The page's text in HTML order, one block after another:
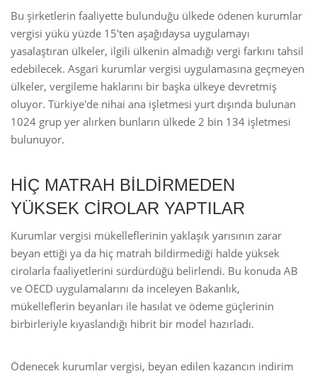
Bu şirketlerin faaliyette bulunduğu ülkede ödenen kurumlar
vergisi yükü yüzde 15'ten aşağıdaysa uygulamayı
yasalaştıran ülkeler, ilgili ülkenin almadığı vergi farkını tahsil
edebilecek. Asgari kurumlar vergisi uygulamasına geçmeyen
ülkeler, vergileme haklarını bir başka ülkeye devretmiş
oluyor. Türkiye'de nihai ana işletmesi yurt dışında bulunan
1024 grup yer alırken bunların ülkede 2 bin 134 işletmesi
bulunuyor.
HİÇ MATRAH BİLDİRMEDEN
YÜKSEK CİROLAR YAPTILAR
Kurumlar vergisi mükelleflerinin yaklaşık yarısının zarar
beyan ettiği ya da hiç matrah bildirmediği halde yüksek
cirolarla faaliyetlerini sürdürdüğü belirlendi. Bu konuda AB
ve OECD uygulamalarını da inceleyen Bakanlık,
mükelleflerin beyanları ile hasılat ve ödeme güçlerinin
birbirleriyle kıyaslandığı hibrit bir model hazırladı.
Ödenecek kurumlar vergisi, beyan edilen kazancın indirim